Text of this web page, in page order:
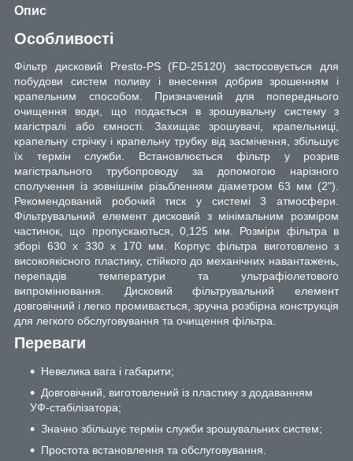
Опис
Особливості
Фільтр дисковий Presto-PS (FD-25120) застосовується для
побудови систем поливу і внесення добрив зрошенням і
крапельним способом. Призначений для попереднього
очищення води, що подається в зрошувальну систему з
магістралі або ємності. Захищає зрошувачі, крапельниці,
крапельну стрічку і крапельну трубку від засмічення, збільшує
їх термін служби. Встановлюється фільтр у розрив
магістрального трубопроводу за допомогою нарізного
сполучення із зовнішнім різьбленням діаметром 63 мм (2").
Рекомендований робочий тиск у системі 3 атмосфери.
Фільтрувальний елемент дисковий з мінімальним розміром
частинок, що пропускаються, 0,125 мм. Розміри фільтра в
зборі 630 х 330 х 170 мм. Корпус фільтра виготовлено з
високоякісного пластику, стійкого до механічних навантажень,
перепадів температури та ультрафіолетового
випромінювання. Дисковий фільтрувальний елемент
довговічний і легко промивається, зручна розбірна конструкція
для легкого обслуговування та очищення фільтра.
Переваги
Невелика вага і габарити;
Довговічний, виготовлений із пластику з додаванням
УФ-стабілізатора;
Значно збільшує термін служби зрошувальних систем;
Простота встановлення та обслуговування.